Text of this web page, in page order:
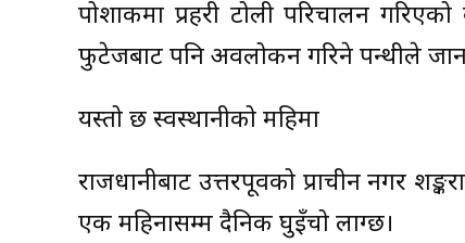
पोशाकमा प्रहरी टोली परिचालन
फुटेजबाट पनि अवलोकन गरिने पन्थीले
यस्तो छ स्वस्थानीको महिमा
राजधानीबाट उत्तरपूर्वको प्राचीन नगर
एक महिनासम्म दैनिक घुइँचो लाग्छ।